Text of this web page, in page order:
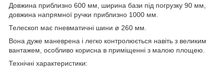
Довжина приблизно 600 мм, ширина бази під погрузку 90 мм,
довжина напрямної ручки приблизно 1000 мм.
Телескоп має пневматичні шини ø 260 мм.
Вона дуже маневрена і легко контролюється навіть з великим
вантажем, особливо корисна в приміщенні з малою площею.
Технічні характеристики: